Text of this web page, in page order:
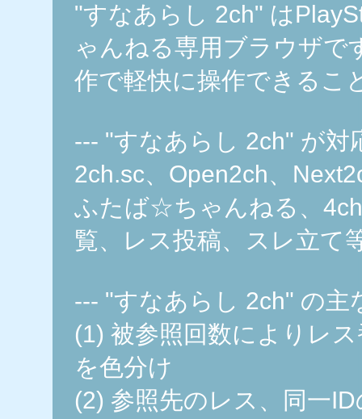
"すなあらし 2ch" は
ゃんねる専用ブラウザで
作で軽快に操作できるこ
--- "すなあらし 2ch" が対
2ch.sc、Open2ch、
ふたば☆ちゃんねる、
覧、レス投稿、スレ立て
--- "すなあらし 2ch" の主
(1) 被参照回数によりレ
を色分け
(2) 参照先のレス、同一